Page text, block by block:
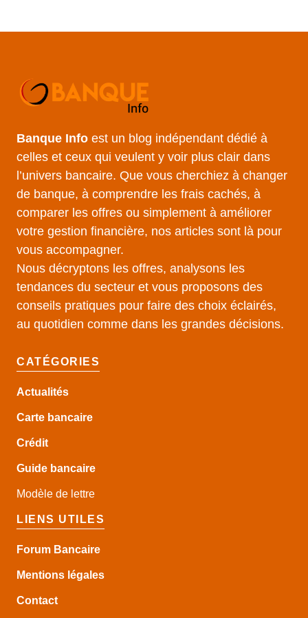
Banque Info est un blog indépendant dédié à
celles et ceux qui veulent y voir plus clair dans
l’univers bancaire. Que vous cherchiez à changer
de banque, à comprendre les frais cachés, à
comparer les offres ou simplement à améliorer
votre gestion financière, nos articles sont là pour
vous accompagner.
Nous décryptons les offres, analysons les
tendances du secteur et vous proposons des
conseils pratiques pour faire des choix éclairés,
au quotidien comme dans les grandes décisions.
CATÉGORIES
Actualités
Carte bancaire
Crédit
Guide bancaire
Modèle de lettre
LIENS UTILES
Forum Bancaire
Mentions légales
Contact